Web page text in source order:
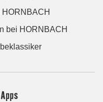
HORNBACH
bei HORNBACH